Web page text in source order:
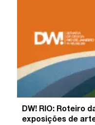
DW! RIO: Roteiro
exposições de